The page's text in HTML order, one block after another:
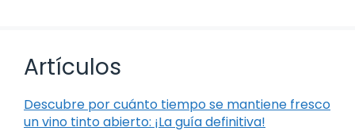
Artículos
Descubre por cuánto tiempo se mantiene fresco
un vino tinto abierto: ¡La guía definitiva!